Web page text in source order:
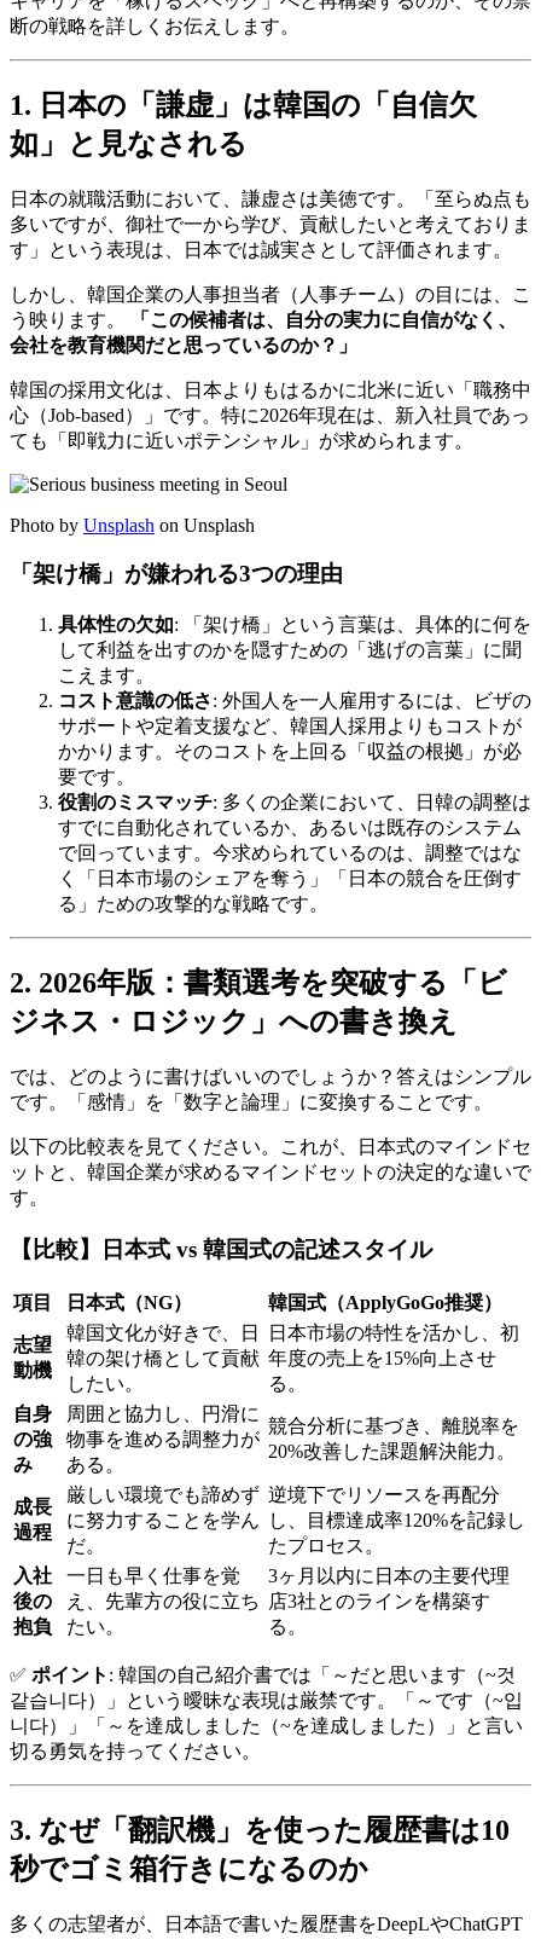
断の戦略を詳しくお伝えします。
1. 日本の「謙虚」は韓国の「自信欠
如」と見なされる
日本の就職活動において、謙虚さは美徳です。「至らぬ点も
多いですが、御社で一から学び、貢献したいと考えておりま
す」という表現は、日本では誠実さとして評価されます。
しかし、韓国企業の人事担当者（人事チーム）の目には、こ
う映ります。
「この候補者は、自分の実力に自信がなく、
会社を教育機関だと思っているのか？」
韓国の採用文化は、日本よりもはるかに北米に近い「職務中
心（Job-based）」です。特に2026年現在は、新入社員であっ
ても「即戦力に近いポテンシャル」が求められます。
Photo by Unsplash on Unsplash
「架け橋」が嫌われる3つの理由
具体性の欠如: 「架け橋」という言葉は、具体的に何を
して利益を出すのかを隠すための「逃げの言葉」に聞
こえます。
コスト意識の低さ: 外国人を一人雇用するには、ビザの
サポートや定着支援など、韓国人採用よりもコストが
かかります。そのコストを上回る「収益の根拠」が必
要です。
役割のミスマッチ: 多くの企業において、日韓の調整は
すでに自動化されているか、あるいは既存のシステム
で回っています。今求められているのは、調整ではな
く「日本市場のシェアを奪う」「日本の競合を圧倒す
る」ための攻撃的な戦略です。
2. 2026年版：書類選考を突破する「ビ
ジネス・ロジック」への書き換え
では、どのように書けばいいのでしょうか？答えはシンプル
です。「感情」を「数字と論理」に変換することです。
以下の比較表を見てください。これが、日本式のマインドセ
ットと、韓国企業が求めるマインドセットの決定的な違いで
す。
【比較】日本式 vs 韓国式の記述スタイル
項目 日本式（NG） 韓国式（ApplyGoGo推奨）
志望
動機
韓国文化が好きで、日
韓の架け橋として貢献
したい。
日本市場の特性を活かし、初
年度の売上を15%向上させ
る。
自身
の強
み
周囲と協力し、円滑に
物事を進める調整力が
ある。
競合分析に基づき、離脱率を
20%改善した課題解決能力。
成長
過程
厳しい環境でも諦めず
に努力することを学ん
だ。
逆境下でリソースを再配分
し、目標達成率120%を記録し
たプロセス。
入社
後の
抱負
一日も早く仕事を覚
え、先輩方の役に立ち
たい。
3ヶ月以内に日本の主要代理
店3社とのラインを構築す
る。
✅ ポイント : 韓国の自己紹介書では「～だと思います（~것
같습니다）」という曖昧な表現は厳禁です。「～です（~입
니다）」「～を達成しました（~を達成しました）」と言い
切る勇気を持ってください。
3. なぜ「翻訳機」を使った履歴書は10
秒でゴミ箱行きになるのか
多くの志望者が、日本語で書いた履歴書をDeepLやChatGPT